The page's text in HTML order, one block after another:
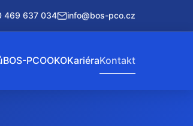
469 637 034 info@bos-pco.cz
BOS-PCOOKOKariéraKontakt